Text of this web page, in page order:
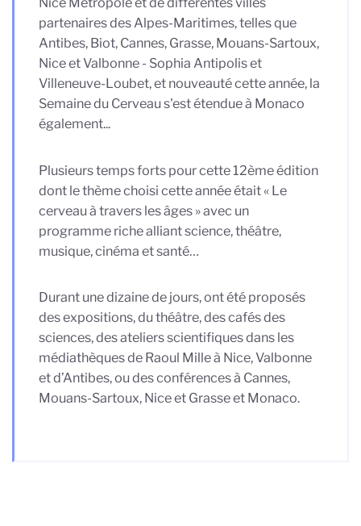
partenaires des Alpes-Maritimes, telles que
Antibes, Biot, Cannes, Grasse, Mouans-Sartoux,
Nice et Valbonne - Sophia Antipolis et
Villeneuve-Loubet, et nouveauté cette année, la
Semaine du Cerveau s'est étendue à Monaco
également...
Plusieurs temps forts pour cette 12ème édition
dont le thème choisi cette année était « Le
cerveau à travers les âges » avec un
programme riche alliant science, théâtre,
musique, cinéma et santé…
Durant une dizaine de jours, ont été proposés
des expositions, du théâtre, des cafés des
sciences, des ateliers scientifiques dans les
médiathèques de Raoul Mille à Nice, Valbonne
et d’Antibes, ou des conférences à Cannes,
Mouans-Sartoux, Nice et Grasse et Monaco.